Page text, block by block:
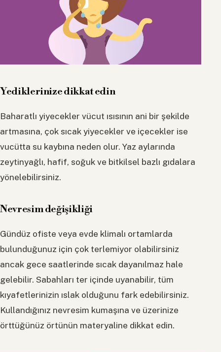
Yediklerinize dikkat edin
Baharatlı yiyecekler vücut ısısının ani bir şekilde
artmasına, çok sıcak yiyecekler ve içecekler ise
vucütta su kaybına neden olur. Yaz aylarında
zeytinyağlı, hafif, soğuk ve bitkilsel bazlı gıdalara
yönelebilirsiniz.
Nevresim değişikliği
Gündüz ofiste veya evde klimalı ortamlarda
bulunduğunuz için çok terlemiyor olabilirsiniz
ancak gece saatlerinde sıcak dayanılmaz hale
gelebilir. Sabahları ter içinde uyanabilir, tüm
kıyafetlerinizin ıslak olduğunu fark edebilirsiniz.
Kullandığınız nevresim kumaşına ve üzerinize
örttüğünüz örtünün materyaline dikkat edin.